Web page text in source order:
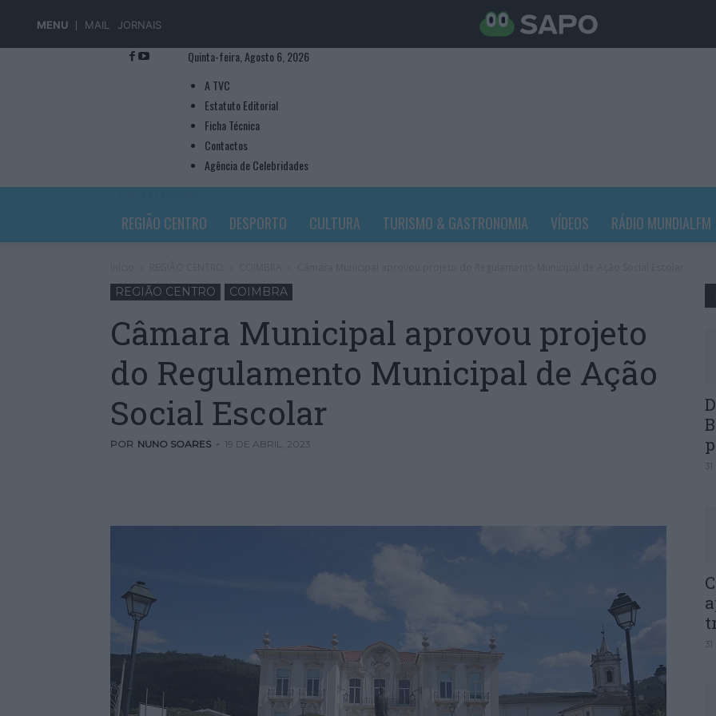
MENU MAIL JORNAIS
Quinta-feira, Agosto 6, 2026
A TVC
Estatuto Editorial
Ficha Técnica
Contactos
Agência de Celebridades
REGIÃO CENTRO DESPORTO CULTURA TURISMO & GASTRONOMIA VÍDEOS RÁDIO MUNDIALFM
REGIÃO CENTRO COIMBRA
Câmara Municipal aprovou projeto
do Regulamento Municipal de Ação
Social Escolar
POR NUNO SOARES - 19 DE ABRIL, 2023